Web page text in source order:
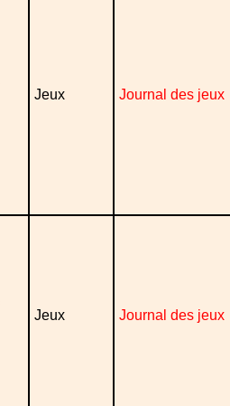
Jeux Journal des jeux
Jeux Journal des jeux